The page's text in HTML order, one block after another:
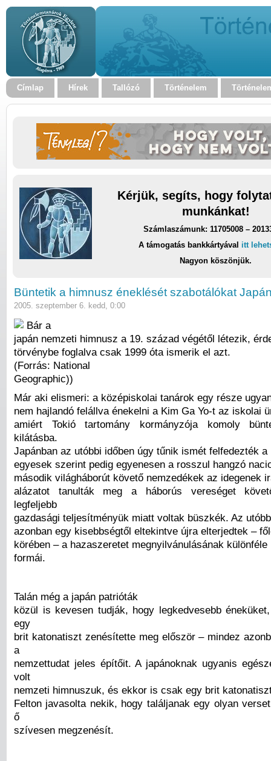
Címlap Hírek Tallózó Történelem
Kérjük, segíts, hogy
munkánkat!
Számlaszámunk: 11705008 –
A támogatás bankkártyával itt
Nagyon köszönjük.
Büntetik a himnusz éneklését szabotálókat
2005. szeptember 6. kedd, 0:00
Bár a
japán nemzeti himnusz a 19. század végétől létezik,
törvénybe foglalva csak 1999 óta ismerik el azt.
(Forrás: National
Geographic))
Már aki elismeri: a középiskolai tanárok egy része
nem hajlandó felállva énekelni a Kim Ga Yo-t az iskolai
amiért Tokió tartomány kormányzója komoly
kilátásba.
Japánban az utóbbi időben úgy tűnik ismét felfedezték
egyesek szerint pedig egyenesen a rosszul hangzó
második világháborút követő nemzedékek az idegenek
alázatot tanulták meg a háborús vereséget
legfeljebb
gazdasági teljesítményük miatt voltak büszkék. Az
azonban egy kisebbségtől eltekintve újra elterjedtek –
körében – a hazaszeretet megnyilvánulásának különféle
formái.
Talán még a japán patrióták
közül is kevesen tudják, hogy legkedvesebb
egy
brit katonatiszt zenésítette meg először – mindez
a
nemzettudat jeles építőit. A japánoknak ugyanis
volt
nemzeti himnuszuk, és ekkor is csak egy brit
Felton javasolta nekik, hogy találjanak egy olyan
ő
szívesen megzenésít.